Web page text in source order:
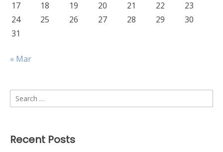
17
18 19 20 21 22
23
24
25 26 27 28 29
30
31
« Mar
Search
for:
Recent Posts